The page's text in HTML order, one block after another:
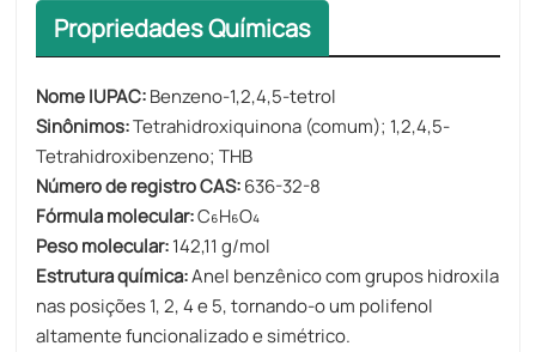
Propriedades Químicas
Nome IUPAC:Benzeno-1,2,4,5-tetrol
Sinônimos:Tetrahidroxiquinona (comum); 1,2,4,5-
Tetrahidroxibenzeno; THB
Número de registro CAS:636-32-8
Fórmula molecular:C₆H₆O₄
Peso molecular:142,11 g/mol
Estrutura química:Anel benzênico com grupos hidroxila
nas posições 1, 2, 4 e 5, tornando-o um polifenol
altamente funcionalizado e simétrico.